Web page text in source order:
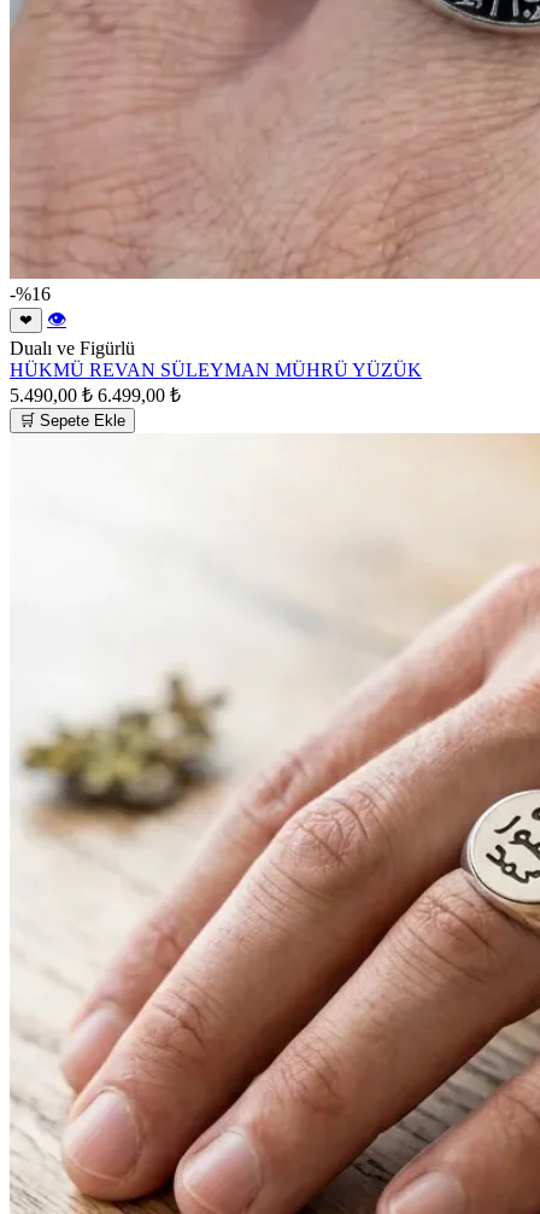
-%16
❤
👁
Dualı ve Figürlü
HÜKMÜ REVAN SÜLEYMAN MÜHRÜ YÜZÜK
5.490,00 ₺ 6.499,00 ₺
🛒 Sepete Ekle